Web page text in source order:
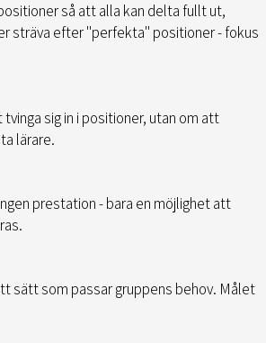
så att alla kan delta fullt ut,
sträva efter "perfekta" positioner - fokus
sig in i positioner, utan om att
lärare.
prestation - bara en möjlighet att
sätt som passar gruppens behov. Målet